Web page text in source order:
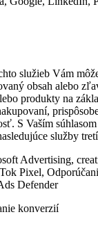
služieb Vám
obsah alebo
produkty na
S Vaším
služby
Advertising,
Pixel,
Defender
konverzií